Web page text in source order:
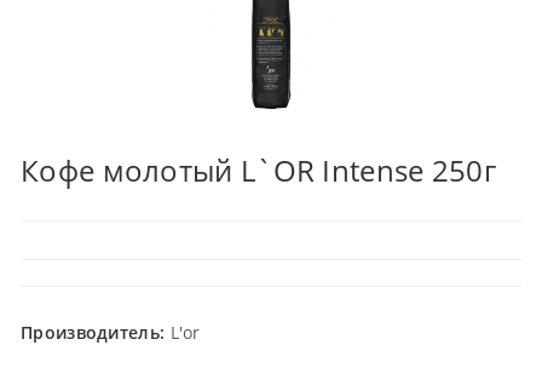
Кофе молотый L`OR Intense 250г
Производитель: L'or